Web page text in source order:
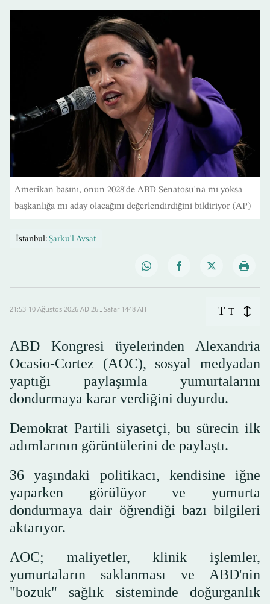
Amerikan basını, onun 2028'de ABD Senatosu'na mı yoksa
başkanlığa mı aday olacağını değerlendirdiğini bildiriyor (AP)
İstanbul: Şarku'l Avsat
21:53-10 Ağustos 2026 AD ـ 26 Safar 1448 AH T T
ABD Kongresi üyelerinden Alexandria
Ocasio-Cortez (AOC), sosyal medyadan
yaptığı paylaşımla yumurtalarını
dondurmaya karar verdiğini duyurdu.
Demokrat Partili siyasetçi, bu sürecin ilk
adımlarının görüntülerini de paylaştı.
36 yaşındaki politikacı, kendisine iğne
yaparken görülüyor ve yumurta
dondurmaya dair öğrendiği bazı bilgileri
aktarıyor.
AOC; maliyetler, klinik işlemler,
yumurtaların saklanması ve ABD'nin
"bozuk" sağlık sisteminde doğurganlık